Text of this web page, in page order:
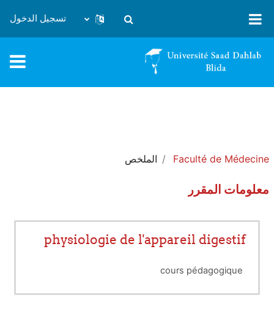
تبديل إدخال البحث
تسجيل الدخول
Faculté de Médecine الملخص
معلومات المقرر
physiologie de l'appareil digestif
cours pédagogique